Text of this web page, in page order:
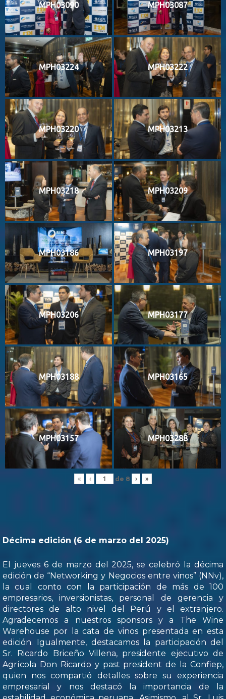
MPH03090 MPH03087
MPH03224 MPH03222
MPH03220 MPH03213
MPH03218 MPH03209
MPH03186 MPH03197
MPH03206 MPH03177
MPH03188 MPH03165
MPH03157 MPH03288
« ‹ de 8 › »
Décima edición (6 de marzo del 2025)
El jueves 6 de marzo del 2025, se celebró la décima
edición de “Networking y Negocios entre vinos” (NNv),
la cual conto con la participación de más de 100
empresarios, inversionistas, personal de gerencia y
directores de alto nivel del Perú y el extranjero.
Agradecemos a nuestros sponsors y a The Wine
Warehouse por la cata de vinos presentada en esta
edición. Igualmente, destacamos la participación del
Sr. Ricardo Briceño Villena, presidente ejecutivo de
Agrícola Don Ricardo y past president de la Confiep,
quien nos compartió detalles sobre su experiencia
empresarial y nos destacó la importancia de la